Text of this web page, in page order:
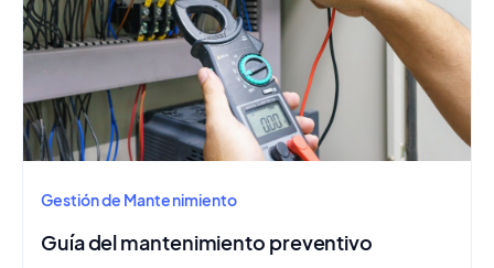
Gestión de Mantenimiento
Guía del mantenimiento preventivo